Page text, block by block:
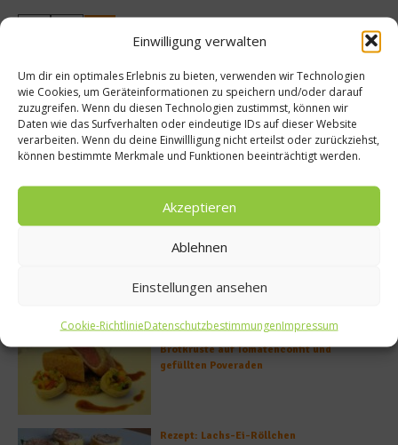
Einwilligung verwalten
Um dir ein optimales Erlebnis zu bieten, verwenden wir Technologien
wie Cookies, um Geräteinformationen zu speichern und/oder darauf
zuzugreifen. Wenn du diesen Technologien zustimmst, können wir
Daten wie das Surfverhalten oder eindeutige IDs auf dieser Website
verarbeiten. Wenn du deine Einwillligung nicht erteilst oder zurückziehst,
können bestimmte Merkmale und Funktionen beeinträchtigt werden.
Akzeptieren
Ablehnen
Einstellungen ansehen
Cookie-RichtlinieDatenschutzbestimmungenImpressum
Rezept: Deichlammrücken in der
Brotkruste auf Tomatenconfit und
gefüllten Poveraden
Rezept: Lachs-Ei-Röllchen